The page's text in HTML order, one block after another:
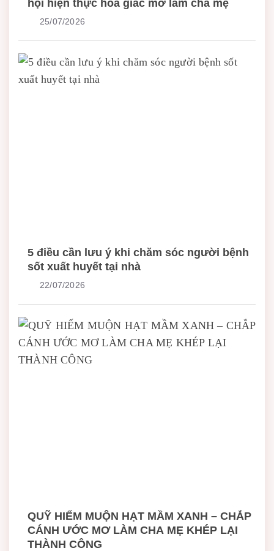
hội hiện thực hóa giấc mơ làm cha mẹ
25/07/2026
5 điều cần lưu ý khi chăm sóc người bệnh
sốt xuất huyết tại nhà
22/07/2026
QUỸ HIẾM MUỘN HẠT MẦM XANH – CHẮP
CÁNH ƯỚC MƠ LÀM CHA MẸ KHÉP LẠI
THÀNH CÔNG